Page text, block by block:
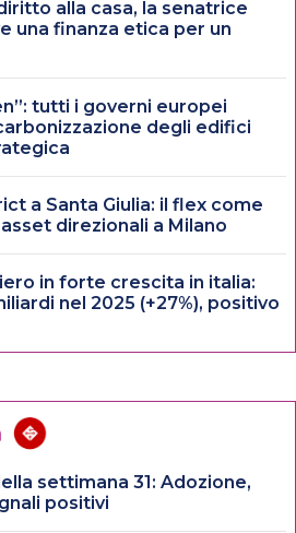
alla casa, la senatrice
una finanza etica per un
tutti i governi europei
degli edifici
a Santa Giulia: il flex come
direzionali a Milano
in forte crescita in italia:
nel 2025 (+27%), positivo
settimana 31: Adozione,
positivi